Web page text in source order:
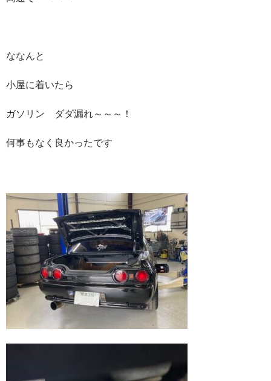
ななんと
小屋に着いたら
ガソリン ダダ漏れ～～～！
何事もなく良かったです